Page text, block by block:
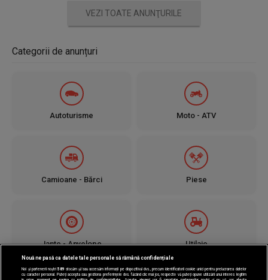
VEZI TOATE ANUNŢURILE
Categorii de anunțuri
Autoturisme Moto - ATV
Camioane - Bărci Piese
Jante - Anvelope Utilaje
Nouă ne pasă ca datele tale personale să rămână confidențiale
Noi și partenerii noștri 589 stocăm și/sau accesăm informații pe dispozitivul dvs., precum identificatorii cookie unici pentru prelucrarea datelor
cu caracter personal. Puteți accepta sau gestiona preferințele dvs. făcând clic mai jos, respectiv vă puteți opune utilizării unui interes legitim